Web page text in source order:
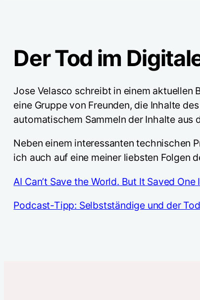
Der Tod im
Jose Velasco schreibt in einem aktuellen
eine Gruppe von Freunden, die Inhalte
automatischem Sammeln der Inhalte aus
Neben einem interessanten technischen
ich auch auf eine meiner liebsten Folgen
AI Can’t Save the World. But It Saved
Podcast-Tipp: Selbstständige und der